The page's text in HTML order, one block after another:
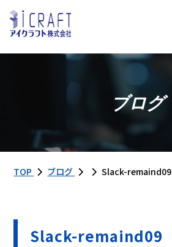
ブログ
TOP ブログ Slack-remaind09
Slack-remaind09